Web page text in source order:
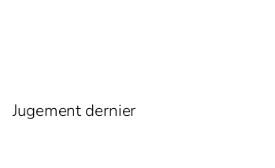
Jugement dernier